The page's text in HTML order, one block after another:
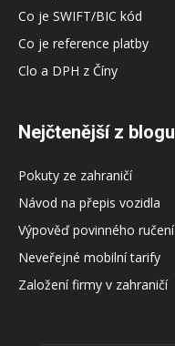
Co je SWIFT/BIC kód
Co je reference platby
Clo a DPH z Číny
Nejčtenější z blogu
Pokuty ze zahraničí
Návod na přepis vozidla
Výpověď povinného ručení
Neveřejné mobilní tarify
Založení firmy v zahraničí